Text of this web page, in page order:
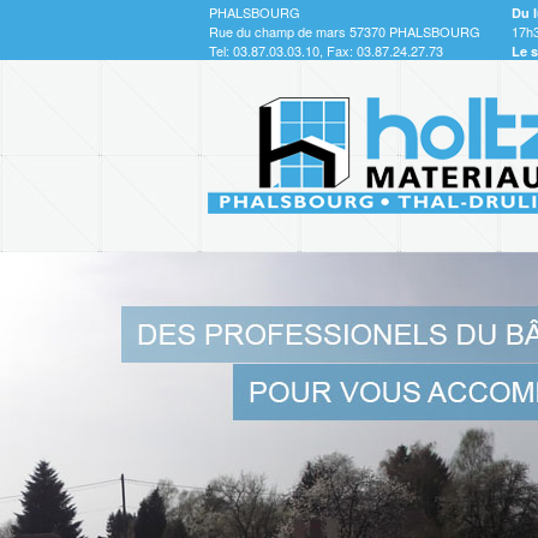
PHALSBOURG
Rue du champ de mars 57370 PHALSBOURG
Tel: 03.87.03.03.10, Fax: 03.87.24.27.73
Du
Le